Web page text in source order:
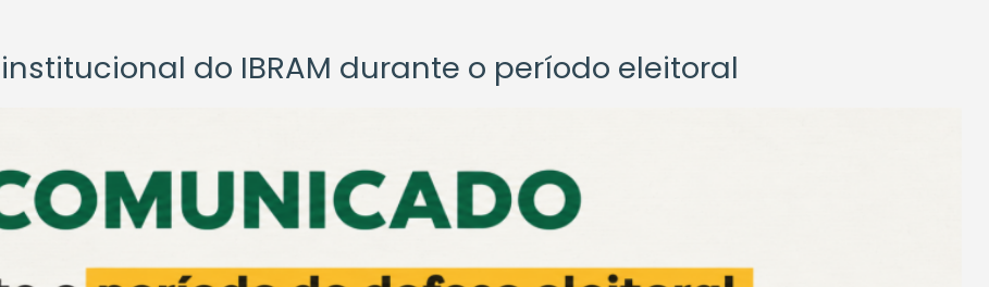
do IBRAM durante o período eleitoral